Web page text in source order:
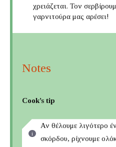
χρειάζεται. Τον
γαρνιτούρα μας αρέσει!
Notes
Cook’s tip
Αν θέλουμε λιγότερο
σκόρδου, ρίχνουμε